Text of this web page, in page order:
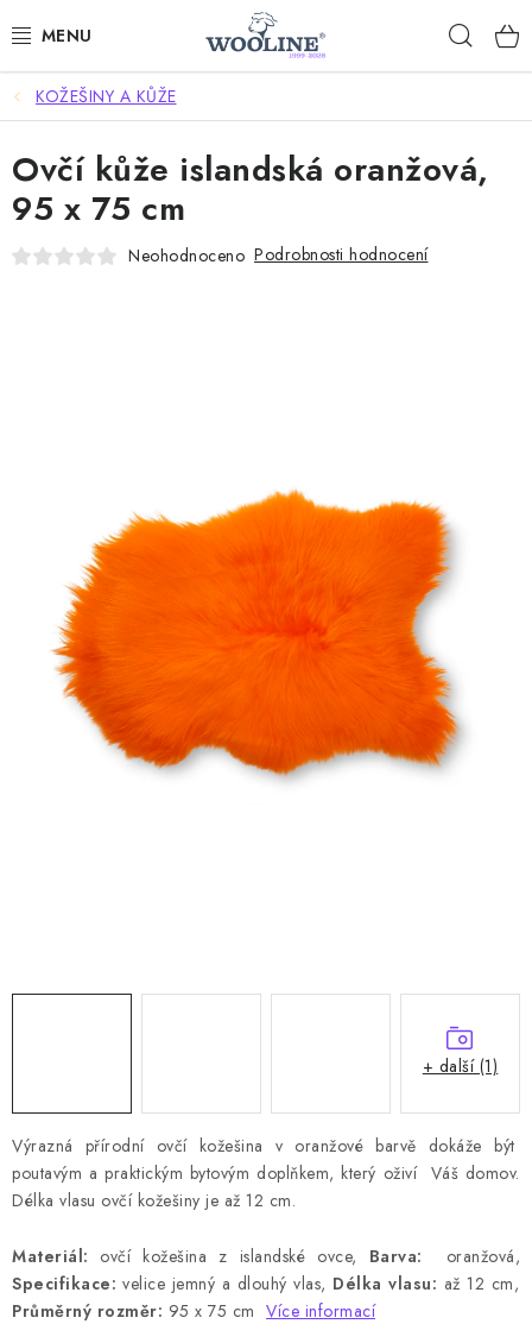
na
AKCE %
DÁRKOVÉ POUKAZY
OBLEČENÍ
Doprava a platba Hodnocení obchodu
Kontakty
Moje objednávka
KOŽEŠINY A KŮŽE
Výrazná přírodní ovčí kožešina v oranžové barvě dokáže být
poutavým a praktickým bytovým doplňkem, který oživí Váš domov.
Délka vlasu ovčí kožešiny je až 12 cm.
Materiál: ovčí kožešina z islandské ovce, Barva: oranžová,
Specifikace: velice jemný a dlouhý vlas, Délka vlasu: až 12 cm,
Průměrný rozměr: 95 x 75 cm Více informací
Ovčí kůže islandská oranžová,
95 x 75 cm
Neohodnoceno Podrobnosti hodnocení
+ další (1)